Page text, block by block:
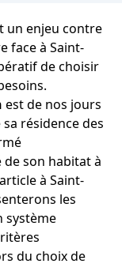
un enjeu contre
face à Saint-
de choisir
est de nos jours
résidence des
son habitat à
à Saint-
les
système
du choix de